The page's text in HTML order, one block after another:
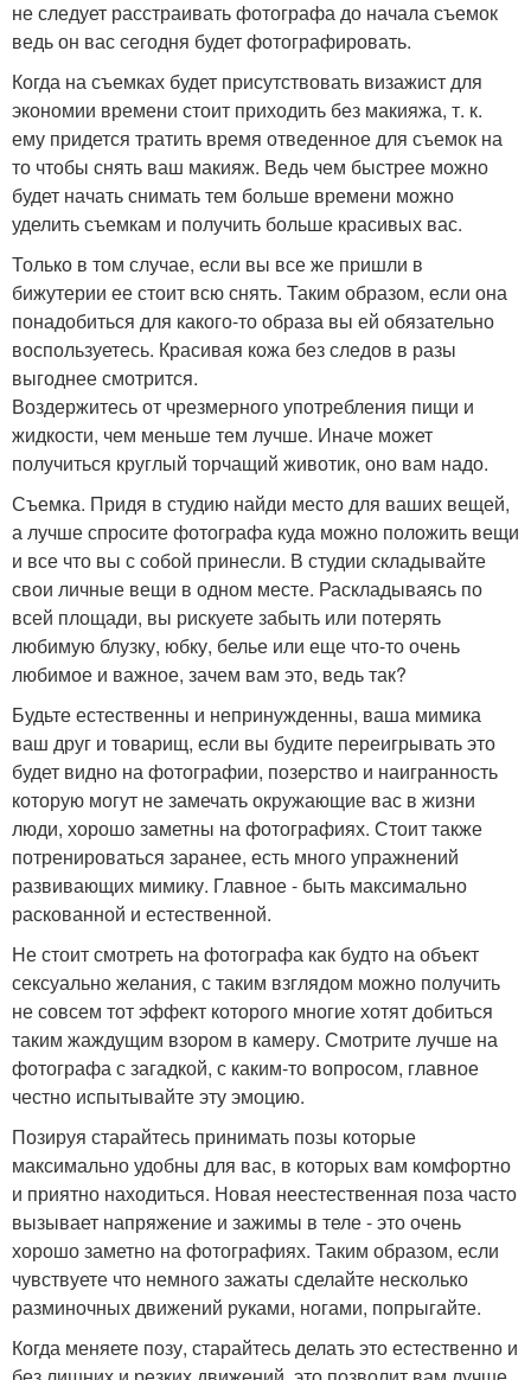
не следует расстраивать фотографа до начала съемок
ведь он вас сегодня будет фотографировать.
Когда на съемках будет присутствовать визажист для
экономии времени стоит приходить без макияжа, т. к.
ему придется тратить время отведенное для съемок на
то чтобы снять ваш макияж. Ведь чем быстрее можно
будет начать снимать тем больше времени можно
уделить съемкам и получить больше красивых вас.
Только в том случае, если вы все же пришли в
бижутерии ее стоит всю снять. Таким образом, если она
понадобиться для какого-то образа вы ей обязательно
воспользуетесь. Красивая кожа без следов в разы
выгоднее смотрится.
Воздержитесь от чрезмерного употребления пищи и
жидкости, чем меньше тем лучше. Иначе может
получиться круглый торчащий животик, оно вам надо.
Съемка. Придя в студию найди место для ваших вещей,
а лучше спросите фотографа куда можно положить вещи
и все что вы с собой принесли. В студии складывайте
свои личные вещи в одном месте. Раскладываясь по
всей площади, вы рискуете забыть или потерять
любимую блузку, юбку, белье или еще что-то очень
любимое и важное, зачем вам это, ведь так?
Будьте естественны и непринужденны, ваша мимика
ваш друг и товарищ, если вы будите переигрывать это
будет видно на фотографии, позерство и наигранность
которую могут не замечать окружающие вас в жизни
люди, хорошо заметны на фотографиях. Стоит также
потренироваться заранее, есть много упражнений
развивающих мимику. Главное - быть максимально
раскованной и естественной.
Не стоит смотреть на фотографа как будто на объект
сексуально желания, с таким взглядом можно получить
не совсем тот эффект которого многие хотят добиться
таким жаждущим взором в камеру. Смотрите лучше на
фотографа с загадкой, с каким-то вопросом, главное
честно испытывайте эту эмоцию.
Позируя старайтесь принимать позы которые
максимально удобны для вас, в которых вам комфортно
и приятно находиться. Новая неестественная поза часто
вызывает напряжение и зажимы в теле - это очень
хорошо заметно на фотографиях. Таким образом, если
чувствуете что немного зажаты сделайте несколько
разминочных движений руками, ногами, попрыгайте.
Когда меняете позу, старайтесь делать это естественно и